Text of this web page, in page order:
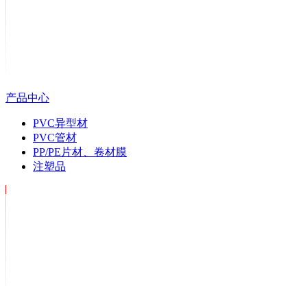
产品中心
PVC异型材
PVC管材
PP/PE片材、卷材膜
注塑品